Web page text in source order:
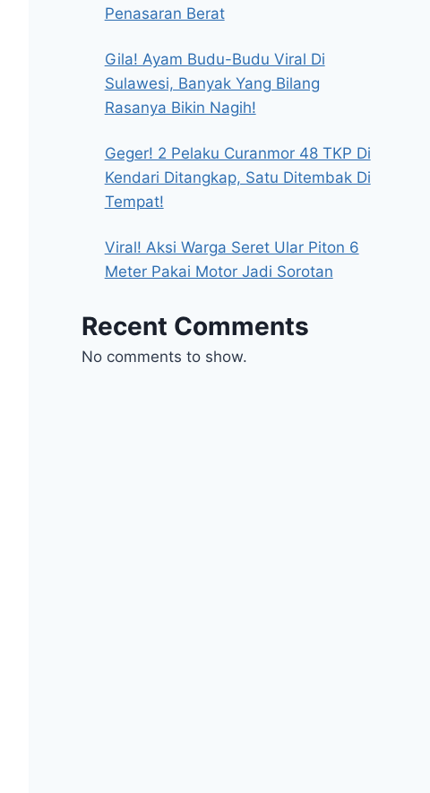
Penasaran Berat
Gila! Ayam Budu-Budu Viral Di
Sulawesi, Banyak Yang Bilang
Rasanya Bikin Nagih!
Geger! 2 Pelaku Curanmor 48 TKP Di
Kendari Ditangkap, Satu Ditembak Di
Tempat!
Viral! Aksi Warga Seret Ular Piton 6
Meter Pakai Motor Jadi Sorotan
Recent Comments
No comments to show.